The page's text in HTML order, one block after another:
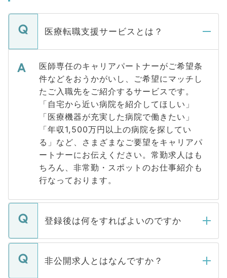
医療転職支援サービスとは？
医師専任のキャリアパートナーがご希望条
件などをおうかがいし、ご希望にマッチし
たご入職先をご紹介するサービスです。
「自宅から近い病院を紹介してほしい」
「医療機器が充実した病院で働きたい」
「年収1,500万円以上の病院を探してい
る」など、さまざまなご要望をキャリアパ
ートナーにお伝えください。常勤求人はも
ちろん、非常勤・スポットのお仕事紹介も
行なっております。
登録後は何をすればよいのですか
ご登録いただきましたら、弊社担当者がご
登録内容を確認し、その後メールもしくは
非公開求人とはなんですか？